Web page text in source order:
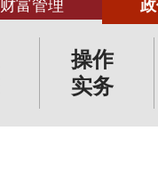
财富管理
操作
实务